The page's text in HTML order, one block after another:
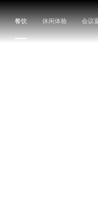
餐饮 休闲体验 会议